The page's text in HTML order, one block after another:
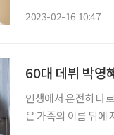
2023-02-16 10:47
60대 데뷔 박영
인생에서 온전히 나
은 가족의 이름 뒤에